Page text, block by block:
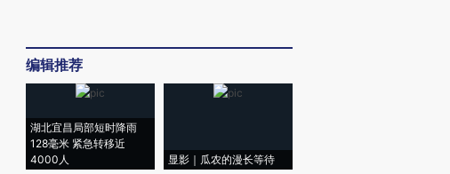
编辑推荐
湖北宜昌局部短时降雨
128毫米 紧急转移近
4000人
显影｜瓜农的漫长等待